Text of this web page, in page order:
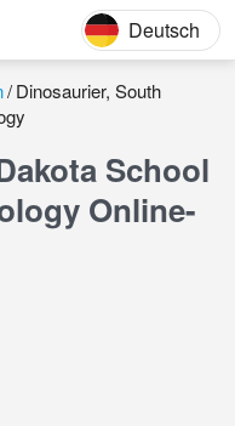
Deutsch
Dinosaurier, South
School
Online-